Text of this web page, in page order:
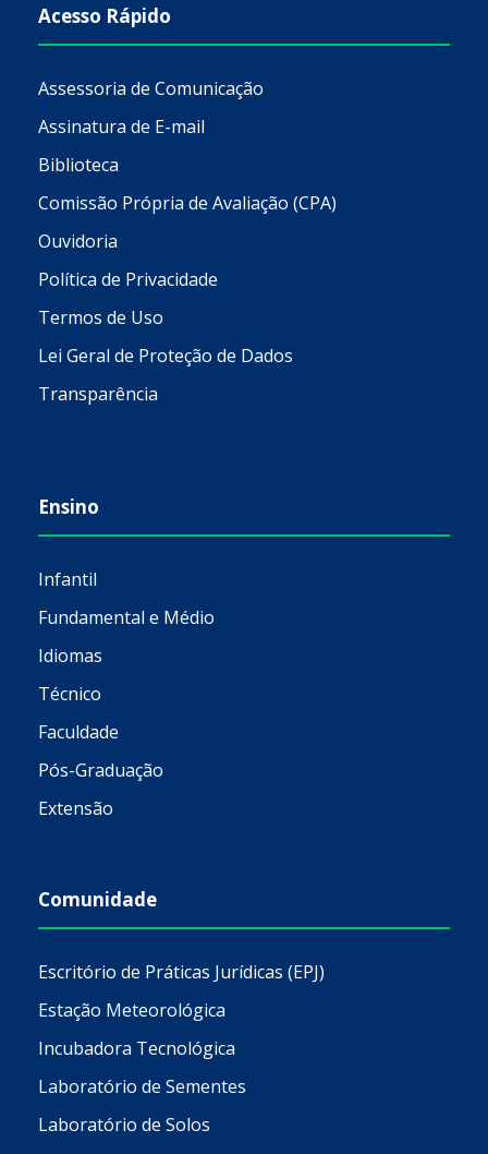
Acesso Rápido
Assessoria de Comunicação
Assinatura de E-mail
Biblioteca
Comissão Própria de Avaliação (CPA)
Ouvidoria
Política de Privacidade
Termos de Uso
Lei Geral de Proteção de Dados
Transparência
Ensino
Infantil
Fundamental e Médio
Idiomas
Técnico
Faculdade
Pós-Graduação
Extensão
Comunidade
Escritório de Práticas Jurídicas (EPJ)
Estação Meteorológica
Incubadora Tecnológica
Laboratório de Sementes
Laboratório de Solos